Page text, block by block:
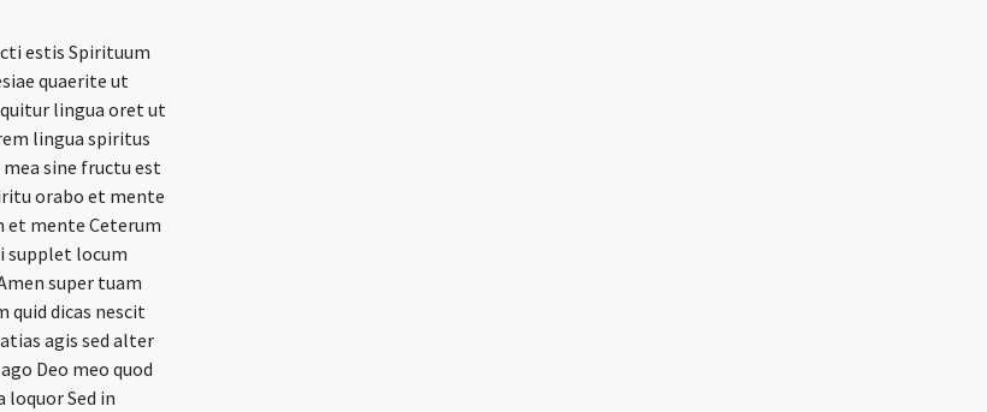
estis Spirituum
quaerite ut
lingua oret ut
lingua spiritus
sine fructu est
orabo et mente
et mente Ceterum
supplet locum
super tuam
quid dicas nescit
agis sed alter
Deo meo quod
Sed in